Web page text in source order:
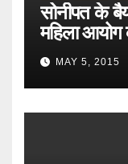
सोनीपत के
महिला
MAY 5, 2015